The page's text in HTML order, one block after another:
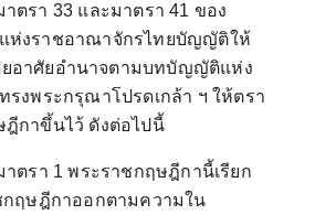
ตรา 33 และมาตรา 41 ของ
ห่งราชอาณาจักรไทยบัญญัติให้
ยอาศัยอำนาจตามบทบัญญัติแห่ง
รงพระกรุณาโปรดเกล้า ฯ ให้ตรา
กาขึ้นไว้ ดังต่อไปนี้
าตรา 1 พระราชกฤษฎีกานี้เรียก
กฤษฎีกาออกตามความใน